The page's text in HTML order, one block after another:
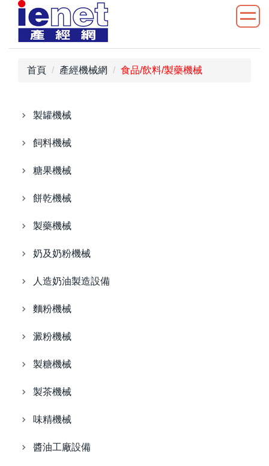
首頁 產經機械網 食品/飲料/製藥機械
製罐機械
飼料機械
糖果機械
餅乾機械
製藥機械
奶及奶粉機械
人造奶油製造設備
麵粉機械
澱粉機械
製糖機械
製茶機械
味精機械
醬油工廠設備